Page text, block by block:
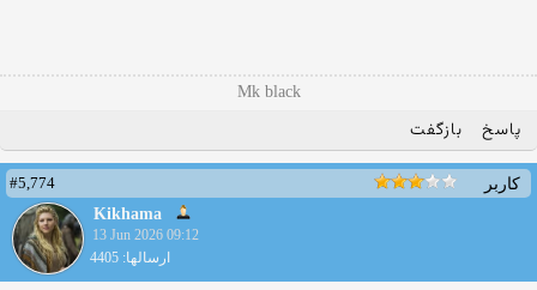
Mk black
پاسخ بازگفت
کاربر
#5,774
Kikhama
13 Jun 2026 09:12
ارسالها: 4405